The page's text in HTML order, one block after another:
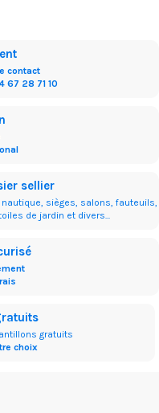
contact
67 28 71 10
sellier
sièges, salons, fauteuils,
de jardin et divers...
gratuits
choix